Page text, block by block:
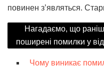
повинен з’являться.
Нагадаємо, що
поширені помилки у
Чому виникає